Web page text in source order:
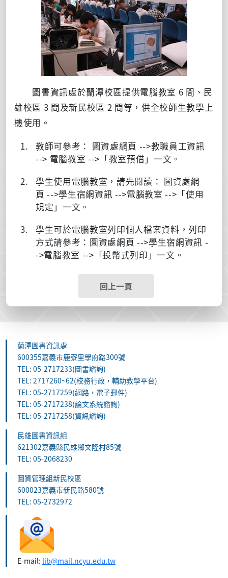
圖書資訊處於蘭潭校區提供電腦教室 6 間、民
雄校區 3 間及新民校區 2 間等，供全校師生教學上
機使用。
教師可參考： 圖資處網頁 -->教職員工資訊
--> 電腦教室 -->「教室預借」一文。
學生使用電腦教室，請先閱讀： 圖資處網
頁 -->學生宿網資訊 -->電腦教室 -->「使用
規定」一文。
學生可於電腦教室列印個人檔案資料，列印
方式請參考：圖資處網頁 -->學生宿網資訊 -
->電腦教室 -->「投幣式列印」一文。
回上一頁
蘭潭圖書資訊處
600355嘉義市鹿寮里學府路300號
TEL: 05-2717233(圖書諮詢)
TEL: 2717260~62(校務行政，輔助教學平台)
TEL: 05-2717259(網路，電子郵件)
TEL: 05-2717238(論文系統諮詢)
TEL: 05-2717258(資訊諮詢)
民雄圖書資訊組
621302嘉義縣民雄鄉文隆村85號
TEL: 05-2068230
圖資管理組新民校區
600023嘉義市新民路580號
TEL: 05-2732972
E-mail: lib@mail.ncyu.edu.tw